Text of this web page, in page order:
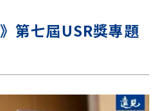
第七屆USR獎專題